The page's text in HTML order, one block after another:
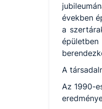
években
a
A
Az 1990-